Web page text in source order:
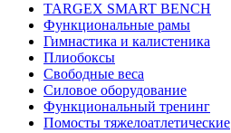
TARGEX SMART BENCH
Функциональные рамы
Гимнастика и калистеника
Плиобоксы
Свободные веса
Силовое оборудование
Функциональный тренинг
Помосты тяжелоатлетические